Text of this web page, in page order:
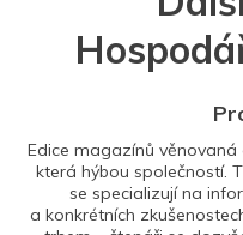
Edice magazínů
která hýbou společností.
se specializují na
a konkrétních